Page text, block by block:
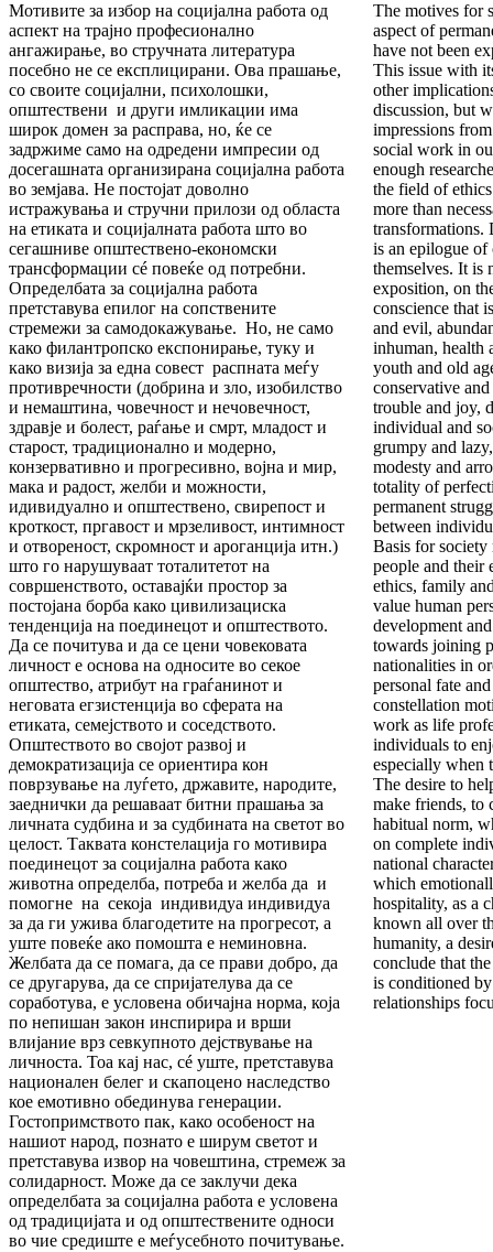
Мотивите за избор на социјална работа од
аспект на трајно професионално
ангажирање, во стручната литература
посебно не се експлицирани. Ова прашање,
со своите социјални, психолошки,
општествени и други имликации има
широк домен за расправа, но, ќе се
задржиме само на одредени импресии од
досегашната организирана социјална работа
во земјава. Не постојат доволно
истражувања и стручни прилози од областа
на етиката и социјалната работа што во
сегашниве општествено-економски
трансформации сé повеќе од потребни.
Определбата за социјална работа
претставува епилог на сопствените
стремежи за самодокажување. Но, не само
како филантропско експонирање, туку и
како визија за една совест распната меѓу
противречности (добрина и зло, изобилство
и немаштина, човечност и нечовечност,
здравје и болест, раѓање и смрт, младост и
старост, традиционално и модерно,
конзервативно и прогресивно, војна и мир,
мака и радост, желби и можности,
идивидуално и општествено, свирепост и
кроткост, пргавост и мрзеливост, интимност
и отвореност, скромност и ароганција итн.)
што го нарушуваат тоталитетот на
совршенството, оставајќи простор за
постојана борба како цивилизациска
тенденција на поединецот и општеството.
Да се почитува и да се цени човековата
личност е основа на односите во секое
општество, атрибут на граѓанинот и
неговата егзистенција во сферата на
етиката, семејството и соседството.
Општеството во својот развој и
демократизација се ориентира кон
поврзување на луѓето, државите, народите,
заеднички да решаваат битни прашања за
личната судбина и за судбината на светот во
целост. Таквата констелација го мотивира
поединецот за социјална работа како
животна определба, потреба и желба да и
помогне на секоја индивидуа индивидуа
за да ги ужива благодетите на прогресот, а
уште повеќе ако помошта е неминовна.
Желбата да се помага, да се прави добро, да
се другарува, да се спријателува да се
соработува, е условена обичајна норма, која
по непишан закон инспирира и врши
влијание врз севкупното дејствување на
личноста. Тоа кај нас, сé уште, претставува
национален белег и скапоцено наследство
кое емотивно обединува генерации.
Гостопримството пак, како особеност на
нашиот народ, познато е ширум светот и
претставува извор на човештина, стремеж за
солидарност. Може да се заклучи дека
определбата за социјална работа е условена
од традицијата и од општествените односи
во чие средиште е меѓусебното почитување.
The motives for
aspect of
have not been
This issue with
other
discussion, but
impressions
social work in
enough
the field of
more than
transformations.
is an epilogue of
themselves. It is
exposition, on
conscience that
and evil,
inhuman, health
youth and old
conservative
trouble and joy,
individual and
grumpy and
modesty and
totality of
permanent
between
Basis for society
people and their
ethics, family
value human
development
towards joining
nationalities in
personal fate
constellation
work as life
individuals to
especially when
The desire to
make friends, to
habitual norm,
on complete
national
which
hospitality, as a
known all over
humanity, a
conclude that
is conditioned
relationships